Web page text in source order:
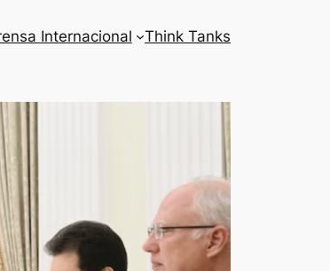
Internacional Think Tanks